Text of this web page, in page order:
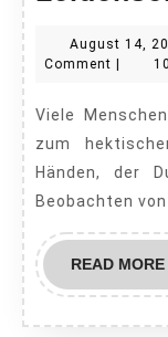
August 14,
Comment
Viele Menschen finden im Garten einen Ausgleich
zum
Händen, der
Beobachten
READ MORE